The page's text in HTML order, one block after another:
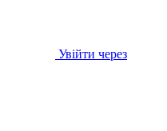
Увійти через